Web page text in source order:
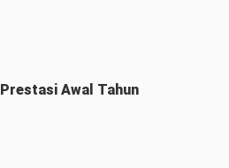
Prestasi Awal Tahun